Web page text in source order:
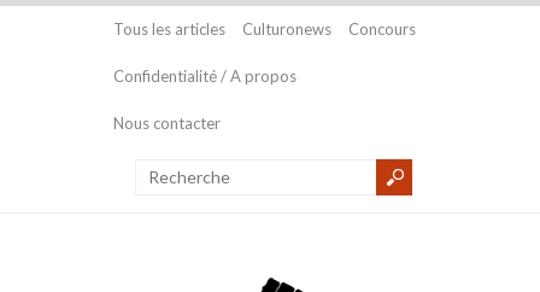
Tous les articles Culturonews Concours
Confidentialité / A propos
Nous contacter